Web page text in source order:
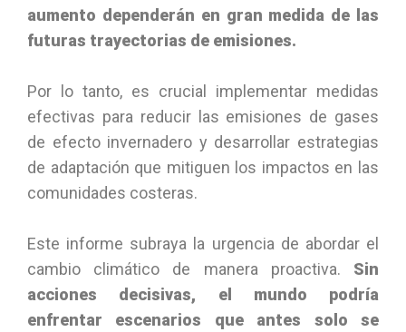
aumento dependerán en gran medida de las
futuras trayectorias de emisiones.
Por lo tanto, es crucial implementar medidas
efectivas para reducir las emisiones de gases
de efecto invernadero y desarrollar estrategias
de adaptación que mitiguen los impactos en las
comunidades costeras.
Este informe subraya la urgencia de abordar el
cambio climático de manera proactiva. Sin
acciones decisivas, el mundo podría
enfrentar escenarios que antes solo se